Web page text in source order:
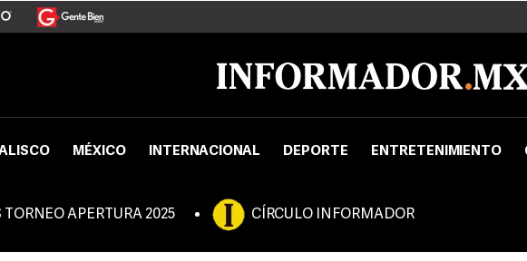
MÉXICO INTERNACIONAL DEPORTE ENTRETENIMIENTO
TORNEO APERTURA 2025 CÍRCULO INFORMADOR